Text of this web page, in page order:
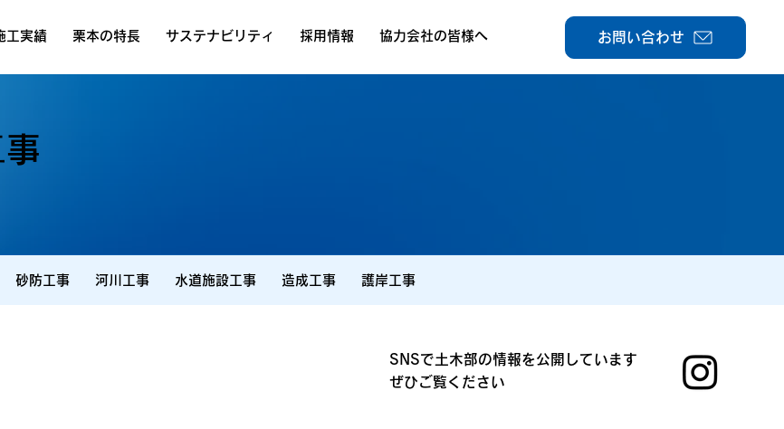
工実績 栗本の特長 サステナビリティ 採用情報 協力会社の皆様へ お問い合わせ
砂防工事 河川工事 水道施設工事 造成工事 護岸工事
SNSで土木部の情報を公開しています
ぜひご覧ください